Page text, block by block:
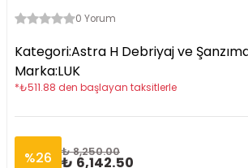
0 Yorum
Kategori:Astra H Debriyaj ve
Marka:LUK
*₺511.88 den başlayan taksitlerle
%26 ₺ 8,250.00
₺ 6,142.50